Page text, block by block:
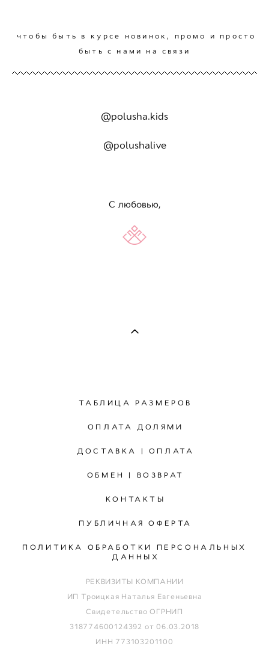
чтобы быть в курсе новинок, промо и просто
быть с нами на связи
@polusha.kids
@polushalive
С любовью,
ТАБЛИЦА РАЗМЕРОВ
ОПЛАТА ДОЛЯМИ
ДОСТАВКА | ОПЛАТА
ОБМЕН | ВОЗВРАТ
КОНТАКТЫ
ПУБЛИЧНАЯ ОФЕРТА
ПОЛИТИКА ОБРАБОТКИ ПЕРСОНАЛЬНЫХ
ДАННЫХ
РЕКВИЗИТЫ КОМПАНИИ
ИП Троицкая Наталья Евгеньевна
Свидетельство ОГРНИП
318774600124392 от 06.03.2018
ИНН 773103201100